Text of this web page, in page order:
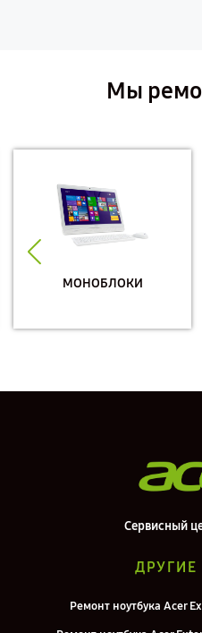
Мы
МОНОБЛОКИ
Сервисный
ДРУГИЕ
Ремонт ноутбука Acer